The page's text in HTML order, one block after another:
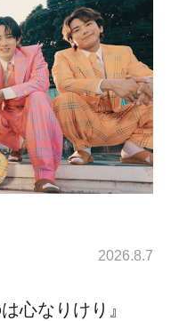
2026.8.7
心なりけり』